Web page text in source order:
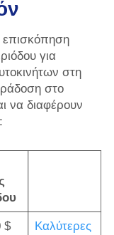
επισκόπηση
για
στη
στο
να διαφέρουν
$
Καλύτερες